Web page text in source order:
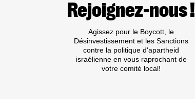
Rejoignez-nous !
Agissez pour le Boycott, le
Désinvestissement et les Sanctions
contre la politique d'apartheid
israélienne en vous raprochant de
votre comité local!